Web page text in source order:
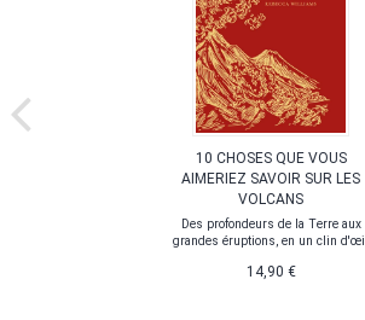
10 CHOSES QUE VOUS
AIMERIEZ SAVOIR SUR LES
VOLCANS
Des profondeurs de la Terre aux
grandes éruptions, en un clin d'œil
14,90 €